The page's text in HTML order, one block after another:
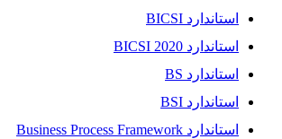
استاندارد BICSI
استاندارد BICSI 2020
استاندارد BS
استاندارد BSI
استاندارد Business Process Framework